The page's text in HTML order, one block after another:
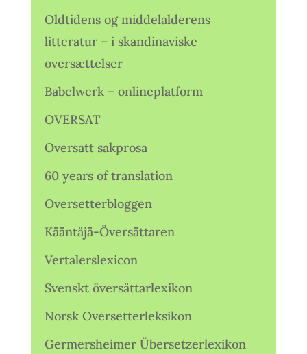
Oldtidens og middelalderens
litteratur – i skandinaviske
oversættelser
Babelwerk – onlineplatform
OVERSAT
Oversatt sakprosa
60 years of translation
Oversetterbloggen
Kääntäjä-Översättaren
Vertalerslexicon
Svenskt översättarlexikon
Norsk Oversetterleksikon
Germersheimer Übersetzerlexikon